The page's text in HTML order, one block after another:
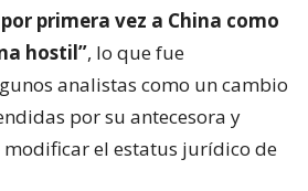
primera vez a China como
hostil”, lo que fue
analistas como un cambio
por su antecesora y
el estatus jurídico de